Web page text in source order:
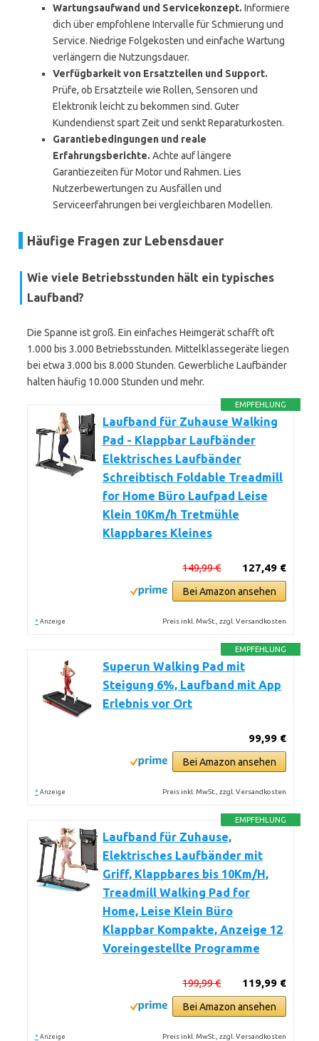
Wartungsaufwand und Servicekonzept. Informiere
dich über empfohlene Intervalle für Schmierung und
Service. Niedrige Folgekosten und einfache Wartung
verlängern die Nutzungsdauer.
Verfügbarkeit von Ersatzteilen und Support.
Prüfe, ob Ersatzteile wie Rollen, Sensoren und
Elektronik leicht zu bekommen sind. Guter
Kundendienst spart Zeit und senkt Reparaturkosten.
Garantiebedingungen und reale
Erfahrungsberichte. Achte auf längere
Garantiezeiten für Motor und Rahmen. Lies
Nutzerbewertungen zu Ausfällen und
Serviceerfahrungen bei vergleichbaren Modellen.
Häufige Fragen zur Lebensdauer
Wie viele Betriebsstunden hält ein typisches
Laufband?
Die Spanne ist groß. Ein einfaches Heimgerät schafft oft
1.000 bis 3.000 Betriebsstunden. Mittelklassegeräte liegen
bei etwa 3.000 bis 8.000 Stunden. Gewerbliche Laufbänder
halten häufig 10.000 Stunden und mehr.
EMPFEHLUNG
Laufband für Zuhause Walking
Pad - Klappbar Laufbänder
Elektrisches Laufbänder
Schreibtisch Foldable Treadmill
for Home Büro Laufpad Leise
Klein 10Km/h Tretmühle
Klappbares Kleines
127,49 €
149,99 €
Bei Amazon ansehen
* Anzeige Preis inkl. MwSt., zzgl. Versandkosten
EMPFEHLUNG
Superun Walking Pad mit
Steigung 6%, Laufband mit App
Erlebnis vor Ort
99,99 €
Bei Amazon ansehen
* Anzeige Preis inkl. MwSt., zzgl. Versandkosten
EMPFEHLUNG
Laufband für Zuhause,
Elektrisches Laufbänder mit
Griff, Klappbares bis 10Km/H,
Treadmill Walking Pad for
Home, Leise Klein Büro
Klappbar Kompakte, Anzeige 12
Voreingestellte Programme
119,99 €
199,99 €
Bei Amazon ansehen
* Anzeige Preis inkl. MwSt., zzgl. Versandkosten